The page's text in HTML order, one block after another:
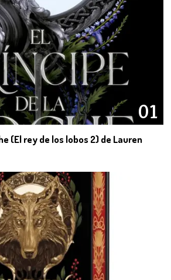
01
(El rey de los lobos 2) de Lauren